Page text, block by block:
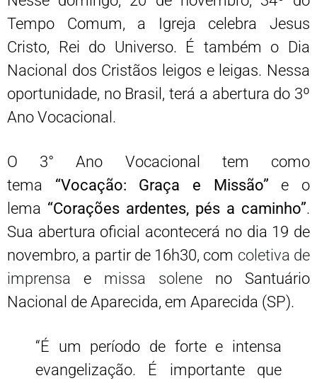
Tempo Comum, a Igreja celebra Jesus
Cristo, Rei do Universo. É também o Dia
Nacional dos Cristãos leigos e leigas. Nessa
oportunidade, no Brasil, terá a abertura do 3º
Ano Vocacional.
O 3° Ano Vocacional tem como
tema “Vocação: Graça e Missão” e o
lema “Corações ardentes, pés a caminho”.
Sua abertura oficial acontecerá no dia 19 de
novembro, a partir de 16h30, com coletiva de
imprensa e missa solene no Santuário
Nacional de Aparecida, em Aparecida (SP).
“É um período de forte e intensa
evangelização. É importante que